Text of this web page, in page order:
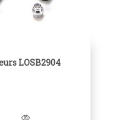
LOSB2904